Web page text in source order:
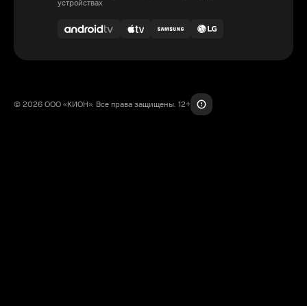
устройствах
© 2026 ООО «КИОН». Все права защищены. 12+